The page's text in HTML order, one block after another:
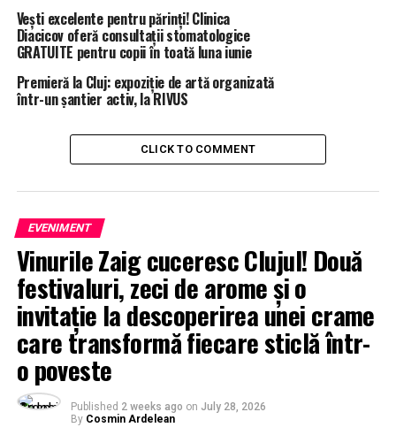
Vești excelente pentru părinți! Clinica
Diacicov oferă consultații stomatologice
GRATUITE pentru copii în toată luna iunie
Premieră la Cluj: expoziție de artă organizată
într-un șantier activ, la RIVUS
CLICK TO COMMENT
EVENIMENT
Vinurile Zaig cuceresc Clujul! Două
festivaluri, zeci de arome și o
invitație la descoperirea unei crame
care transformă fiecare sticlă într-
o poveste
Published 2 weeks ago on July 28, 2026
By Cosmin Ardelean